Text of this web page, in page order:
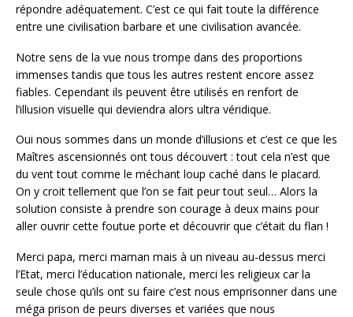
répondre adéquatement. C’est ce qui fait toute la différence
entre une civilisation barbare et une civilisation avancée.
Notre sens de la vue nous trompe dans des proportions
immenses tandis que tous les autres restent encore assez
fiables. Cependant ils peuvent être utilisés en renfort de
l’illusion visuelle qui deviendra alors ultra véridique.
Oui nous sommes dans un monde d’illusions et c’est ce que les
Maîtres ascensionnés ont tous découvert : tout cela n’est que
du vent tout comme le méchant loup caché dans le placard.
On y croit tellement que l’on se fait peur tout seul… Alors la
solution consiste à prendre son courage à deux mains pour
aller ouvrir cette foutue porte et découvrir que c’était du flan !
Merci papa, merci maman mais à un niveau au-dessus merci
l’Etat, merci l’éducation nationale, merci les religieux car la
seule chose qu’ils ont su faire c’est nous emprisonner dans une
méga prison de peurs diverses et variées que nous